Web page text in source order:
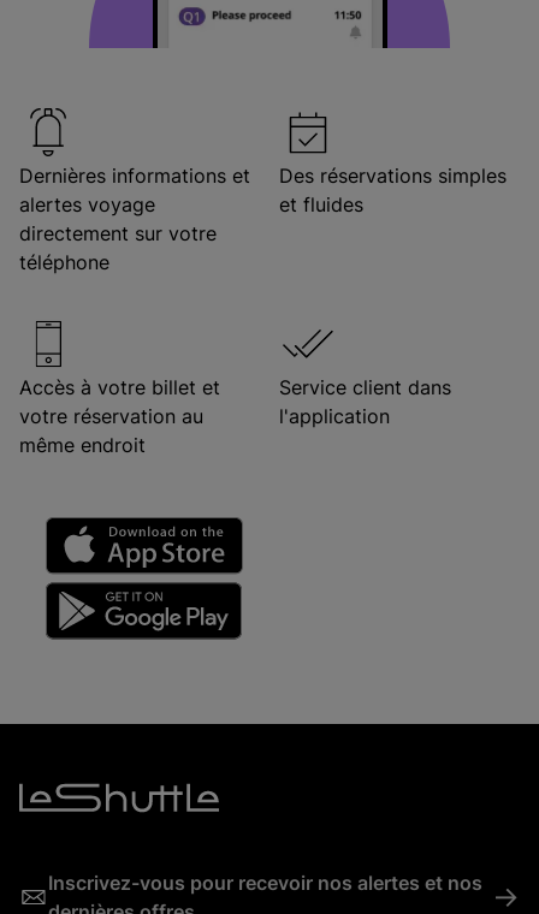
Dernières informations et
alertes voyage
directement sur votre
téléphone
Des réservations simples
et fluides
Accès à votre billet et
votre réservation au
même endroit
Service client dans
l'application
Inscrivez-vous pour recevoir nos alertes et nos ->